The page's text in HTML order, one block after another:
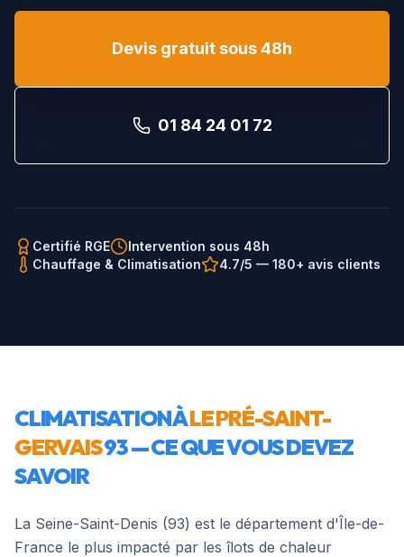
Devis gratuit sous 48h
01 84 24 01 72
Certifié RGE
Intervention sous 48h
Chauffage & Climatisation
4.7/5 — 180+ avis clients
CLIMATISATION ÀLE PRÉ-SAINT-
GERVAIS93— CE QUE VOUS DEVEZ
SAVOIR
La Seine-Saint-Denis (93) est le département d'Île-de-
France le plus impacté par les îlots de chaleur